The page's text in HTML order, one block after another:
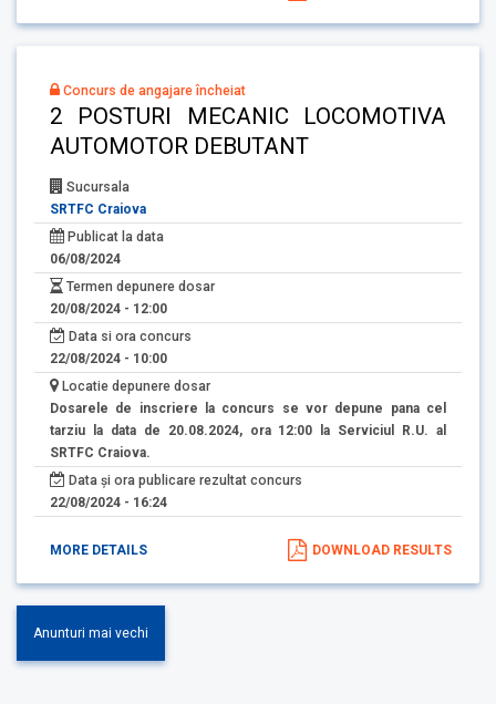
Concurs de angajare încheiat
2 POSTURI MECANIC LOCOMOTIVA
AUTOMOTOR DEBUTANT
Sucursala
SRTFC Craiova
Publicat la data
06/08/2024
Termen depunere dosar
20/08/2024 - 12:00
Data si ora concurs
22/08/2024 - 10:00
Locatie depunere dosar
Dosarele de inscriere la concurs se vor depune pana cel
tarziu la data de 20.08.2024, ora 12:00 la Serviciul R.U. al
SRTFC Craiova.
Data și ora publicare rezultat concurs
22/08/2024 - 16:24
MORE DETAILS DOWNLOAD RESULTS
Anunturi mai vechi